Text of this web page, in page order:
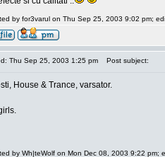
by for3varul on Thu Sep 25, 2003 9:02 pm;
Thu Sep 25, 2003 1:25 pm Post subject:
House & Trance, varsator.
by Wh|teWolf on Mon Dec 08, 2003 9:22 pm;